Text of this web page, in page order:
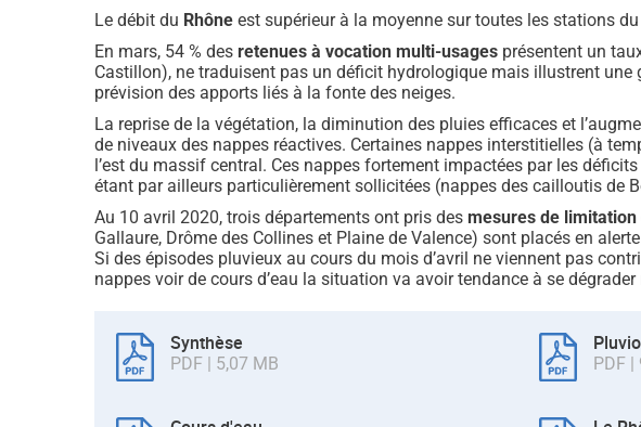
Le débit du Rhône est supérieur à la moyenne sur toutes les stations
En mars, 54 % desretenues à vocation multi-usages présentent un
Castillon), ne traduisent pas un déficit hydrologique mais illustrent
prévision des apports liés à la fonte des neiges.
La reprise de la végétation, la diminution des pluies efficaces et
de niveaux des nappes réactives. Certaines nappes interstitielles (à
l’est du massif central. Ces nappes fortement impactées par les
étant par ailleurs particulièrement sollicitées (nappes des cailloutis de
Au 10 avril 2020, trois départements ont pris desmesures de limitation
Gallaure, Drôme des Collines et Plaine de Valence) sont placés en
Si des épisodes pluvieux au cours du mois d’avril ne viennent pas
nappes voir de cours d’eau la situation va avoir tendance à se
Synthèse
PDF | 5,07 MB PDF |